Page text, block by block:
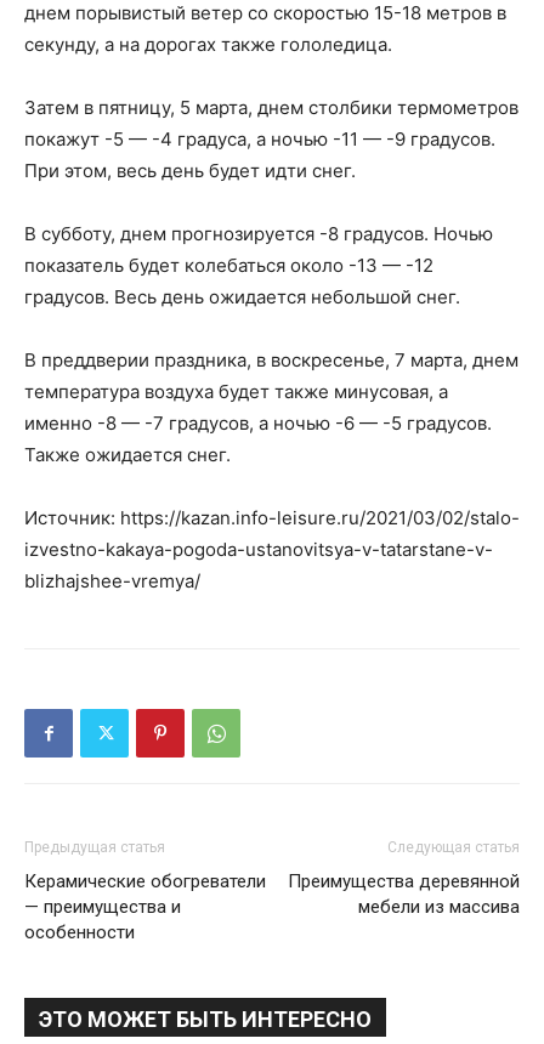
днем порывистый ветер со скоростью 15-18 метров в
секунду, а на дорогах также гололедица.
Затем в пятницу, 5 марта, днем столбики термометров
покажут ​​-5 — -4 градуса, а ночью -11 — -9 градусов.
При этом, весь день будет идти снег.
В субботу, днем прогнозируется ​​-8 градусов. Ночью
показатель будет колебаться около -13 — -12
градусов. Весь день ожидается небольшой снег.
В преддверии праздника, в воскресенье, 7 марта, днем
температура воздуха будет также минусовая, а
именно ​​-8 — -7 градусов, а ночью -6 — -5 градусов.
Также ожидается снег.
Источник: https://kazan.info-leisure.ru/2021/03/02/stalo-
izvestno-kakaya-pogoda-ustanovitsya-v-tatarstane-v-
blizhajshee-vremya/
Предыдущая статья
Керамические обогреватели
— преимущества и
особенности
Следующая статья
Преимущества деревянной
мебели из массива
ЭТО МОЖЕТ БЫТЬ ИНТЕРЕСНО